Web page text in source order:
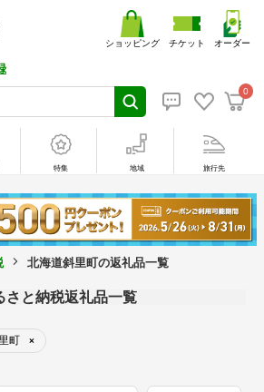
0
ショッピング チケット オーダー
特集 地域 旅行先
北海道斜里町の返礼品一覧
さと納税返礼品一覧
町 ×